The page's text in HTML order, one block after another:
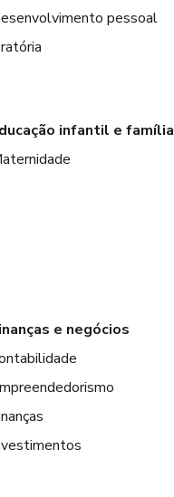
pessoal
infantil e família
e negócios